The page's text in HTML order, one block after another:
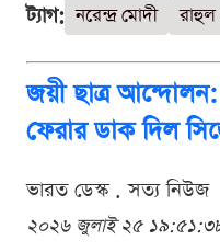
ট্যাগ: নরেন্দ্র মোদী রাহুল
জয়ী ছাত্র আন্দোলন:
ফেরার ডাক দিল
ভারত ডেস্ক . সত্য নিউজ
২০২৬ জুলাই ২৫